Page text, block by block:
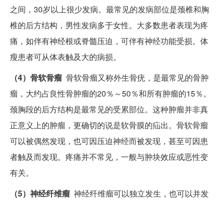
之间，30岁以上很少发病。最常见的发病部位是颈椎和胸
椎的后方结构，男性发病多于女性。大多数患者表现为疼
痛，如伴有神经根或脊髓压迫，可伴有神经功能受损。体
瘦患者可从体表触及大的病损。
（4）骨软骨瘤 骨软骨瘤又称外生骨疣，是最常见的骨肿
瘤，大约占良性骨肿瘤的20％～50％和所有肿瘤的15％。
颈胸段的后方结构是最常见的受累部位。这种肿瘤并非真
正意义上的肿瘤，更确切的说是软骨膜的疝出。骨软骨瘤
可以被偶然发现，也可因压迫神经而被发现，甚至可因患
者触及而发现。疼痛并不常见，一般与肿块效应或恶性变
有关。
（5）神经纤维瘤 神经纤维瘤可以独立发生，也可以并发